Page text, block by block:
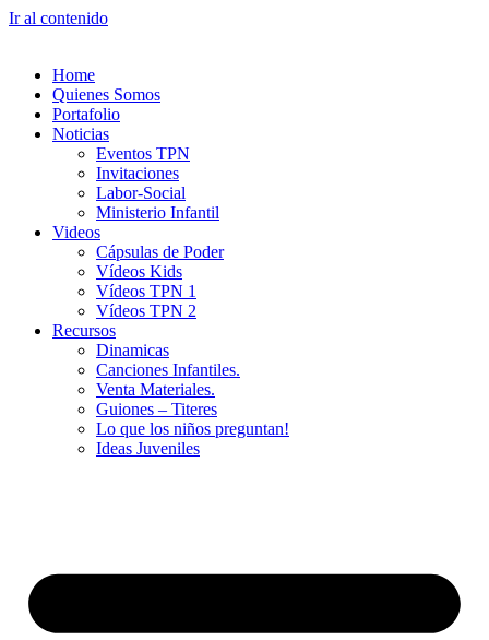
Ir al contenido
Home
Quienes Somos
Portafolio
Noticias
Eventos TPN
Invitaciones
Labor-Social
Ministerio Infantil
Videos
Cápsulas de Poder
Vídeos Kids
Vídeos TPN 1
Vídeos TPN 2
Recursos
Dinamicas
Canciones Infantiles.
Venta Materiales.
Guiones – Titeres
Lo que los niños preguntan!
Ideas Juveniles